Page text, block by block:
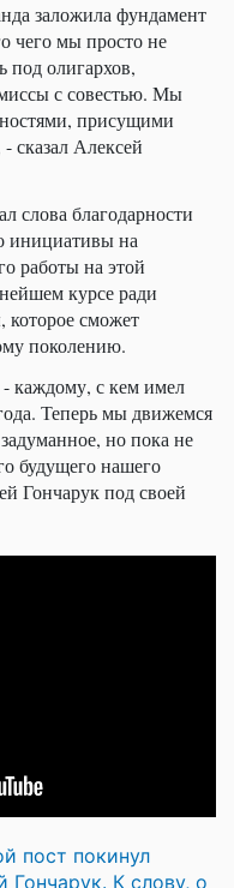
заложила фундамент
чего мы просто не
под олигархов,
с совестью. Мы
присущими
сказал Алексей
слова благодарности
инициативы на
работы на этой
курсе ради
сможет
поколению.
каждому, с кем имел
Теперь мы движемся
но пока не
будущего нашего
Гончарук под своей
пост покинул
К слову, о